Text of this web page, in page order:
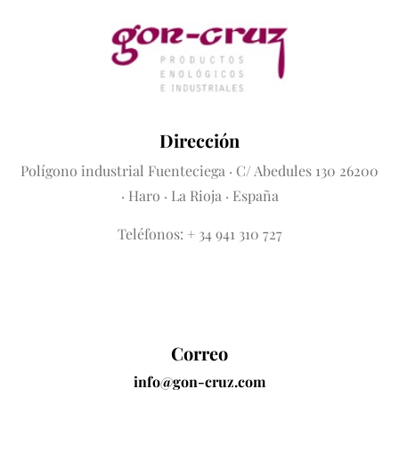
Dirección
Polígono industrial Fuenteciega · C/ Abedules 130 26200
· Haro · La Rioja · España
Teléfonos: + 34 941 310 727
Correo
info@gon-cruz.com